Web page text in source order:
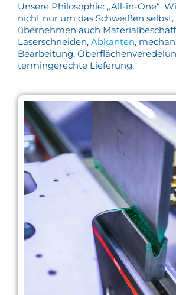
Unsere Philosophie: „All-in-One“.
nicht nur um das Schweißen selbst,
übernehmen auch
Laserschneiden, Abkanten,
Bearbeitung,
termingerechte Lieferung.